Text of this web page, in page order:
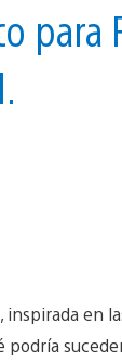
en
podría